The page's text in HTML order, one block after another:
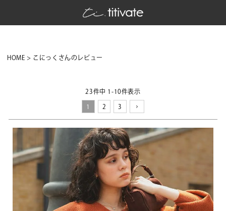
HOME こにっくさんのレビュー
23件中 1 -10件表示
1 2 3